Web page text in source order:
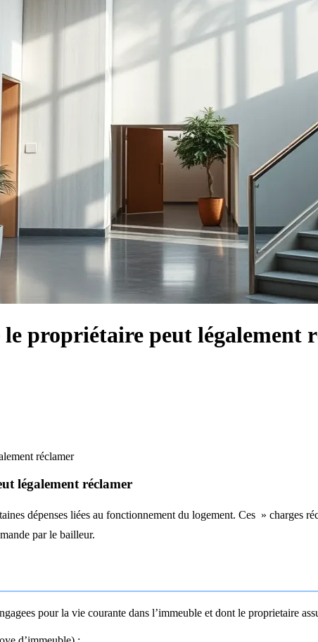
le propriétaire peut légalement
réclamer
légalement réclamer
dépenses liées au fonctionnement du logement. Ces » charges
par le bailleur.
pour la vie courante dans l’immeuble et dont le proprietaire